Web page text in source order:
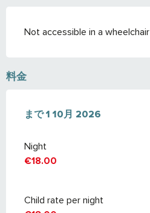
Not accessible in a wheelchair
料金
より10 6月 2025
まで1 10月 2026
Night
€18.00
Child rate per night